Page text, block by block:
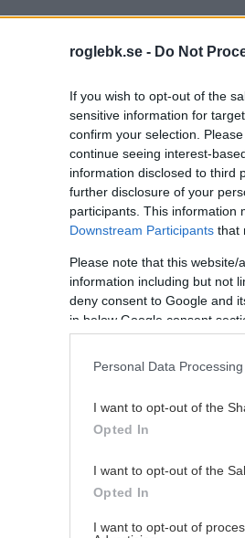
roglebk.se - Do Not
If you wish to opt-out of the
sensitive information for
confirm your selection.
continue seeing interest-
information disclosed to third
further disclosure of your
participants. This information
Downstream Participants that
Please note that this
information including but not
deny consent to Google and
in below Google consent
Personal Data
I want to opt-out of the
Opted In
I want to opt-out of the
Opted In
I want to opt-out of
i Catena Arena